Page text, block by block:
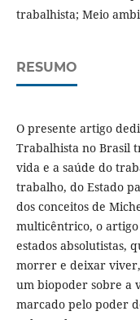
trabalhista; Meio
RESUMO
O presente artigo
Trabalhista no Brasil
vida e a saúde do
trabalho, do Estado
dos conceitos de
multicêntrico, o
estados absolutistas,
morrer e deixar
um biopoder sobre a
marcado pelo poder